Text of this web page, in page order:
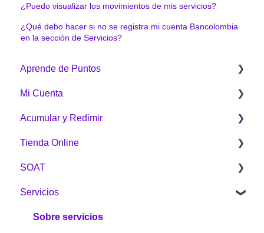
¿Puedo visualizar los movimientos de mis servicios?
¿Qué debo hacer si no se registra mi cuenta Bancolombia
en la sección de Servicios?
Aprende de Puntos
¿Qué es Puntos Colombia?
¿Cómo funciona Puntos Colombia?
¿Cómo acumulo Puntos Colombia?
¿Cómo redimo Puntos Colombia?
Mi Cuenta
Generalidades
Acumular y Redimir
¿Cómo acumular?
¿Cómo redimo Puntos Colombia?
Botón Puntos Colombia
Tienda Online
Tienda Online
Sobre la Tienda Online
Compras
Envíos
SOAT
General
Servicios
Sobre servicios